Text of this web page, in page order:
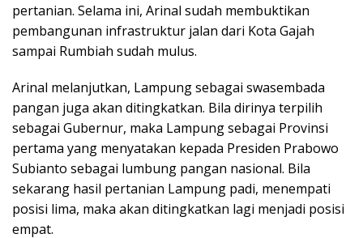
pertanian. Selama ini, Arinal sudah membuktikan
pembangunan infrastruktur jalan dari Kota Gajah
sampai Rumbiah sudah mulus.
Arinal melanjutkan, Lampung sebagai swasembada
pangan juga akan ditingkatkan. Bila dirinya terpilih
sebagai Gubernur, maka Lampung sebagai Provinsi
pertama yang menyatakan kepada Presiden Prabowo
Subianto sebagai lumbung pangan nasional. Bila
sekarang hasil pertanian Lampung padi, menempati
posisi lima, maka akan ditingkatkan lagi menjadi posisi
empat.